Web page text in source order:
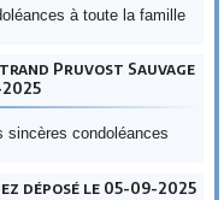
à toute la famille
Pruvost Sauvage
sincères condoléances
déposé le 05-09-2025